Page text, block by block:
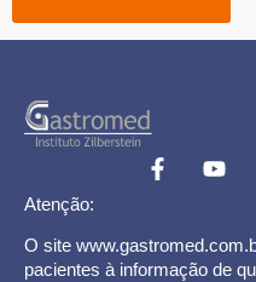
Atenção:
O site
pacientes à informação de